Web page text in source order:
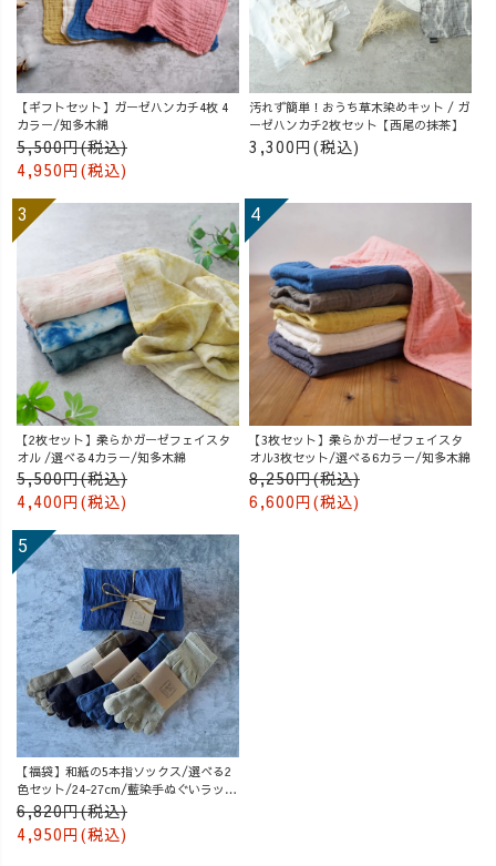
【ギフトセット】ガーゼハンカチ4枚 4
カラー/知多木綿
5,500円(税込)
4,950円(税込)
汚れず簡単！おうち草木染めキット / ガ
ーゼハンカチ2枚セット【西尾の抹茶】
3,300円(税込)
【2枚セット】柔らかガーゼフェイスタ
オル /選べる4カラー/知多木綿
5,500円(税込)
4,400円(税込)
【3枚セット】柔らかガーゼフェイスタ
オル3枚セット/選べる6カラー/知多木綿
8,250円(税込)
6,600円(税込)
【福袋】和紙の5本指ソックス/選べる2
色セット/24-27cm/藍染手ぬぐいラッピ
ング付
6,820円(税込)
4,950円(税込)